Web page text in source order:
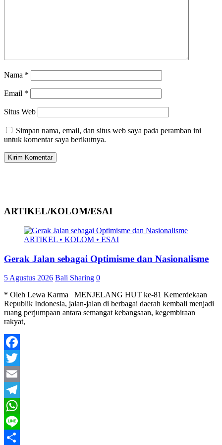
Nama *
Email *
Situs Web
Simpan nama, email, dan situs web saya pada peramban ini
untuk komentar saya berikutnya.
ARTIKEL/KOLOM/ESAI
ARTIKEL • KOLOM • ESAI
Gerak Jalan sebagai Optimisme dan Nasionalisme
5 Agustus 2026 Bali Sharing 0
* Oleh Lewa Karma MENJELANG HUT ke-81 Kemerdekaan
Republik Indonesia, jalan-jalan di berbagai daerah kembali menjadi
ruang perjumpaan antara semangat kebangsaan, kegembiraan
rakyat,
Facebook
Twitter
Email
Telegram
WhatsApp
Line